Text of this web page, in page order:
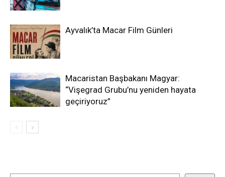
Ayvalık’ta Macar Film Günleri
Macaristan Başbakanı Magyar:
“Vişegrad Grubu’nu yeniden hayata
geçiriyoruz”